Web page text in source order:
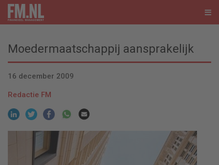
Moedermaatschappij aansprakelijk
16 december 2009
Redactie FM